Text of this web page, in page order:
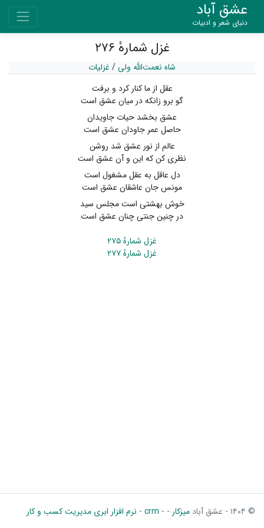
عشق آباد
دنیای شعر و ادبیات
غزل شمارهٔ ۲۷۶
شاه نعمت‌الله ولی/ غزلیات
عقل از ما کنار کرد و برفت
گو برو زانکه در میان عشق است
عشق بخشد حیات جاویدان
حاصل عمر جاودان عشق است
عالم از نور عشق شد روشن
نظری کن که این و آن عشق است
دل عاقل به عقل مشغول است
مونس جان عاشقان عشق است
خوش بهشتی است مجلس سید
در چنین جنتی چنان عشق است
غزل شمارهٔ ۲۷۵
غزل شمارهٔ ۲۷۷
© ۱۴۰۴ - عشق آباد میزکار - - crm - نرم افزار ابری مدیریت کسب و کار